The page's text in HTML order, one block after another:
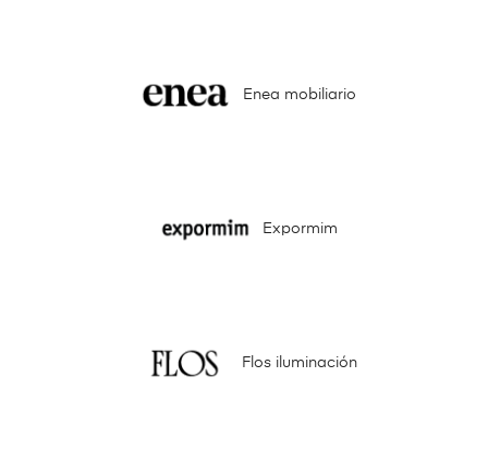
Enea mobiliario
Expormim
Flos iluminación